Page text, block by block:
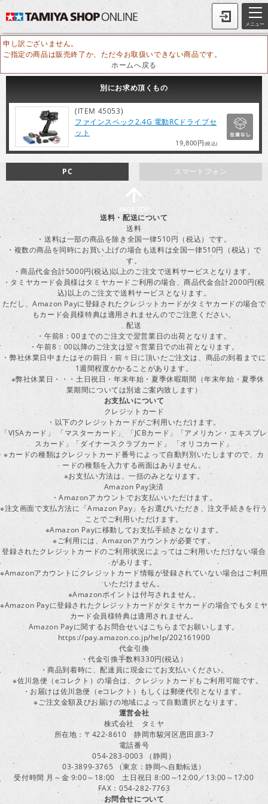
メニュー
申し訳ございません。
ご指定の商品は販売終了か、ただ今お取扱いできない商品です。
ホームへ戻る
別にお求め頂くもの
(ITEM 45053)
ファインスペック2.4G 電動RCドライブセ
ット
19,800円(税込)
スマートフォン
PC
送料・配送について
送料
・送料は一部の商品を除き全国一律510円（税込）です。
・複数の商品を同時にお買い上げの場合も送料は全国一律510円（税込）で
す。
・商品代金合計5000円(税込)以上のご注文で送料サービスとなります。
・タミヤカード会員様はタミヤカードご利用の場合、商品代金合計2000円(税
込)以上のご注文で送料サービスとなります。
ただし、Amazon Payに登録されたクレジットカードがタミヤカードの場合で
もカード会員様特典は適用されませんのでご注意ください。
配送
・午前8：00までのご注文で翌営業日の出荷となります。
・午前8：00以降のご注文は翌々営業日での出荷となります。
・弊社休業日中またはその前日・前々日に頂いたご注文は、商品の到着までに
1週間程度かかることがあります。
※弊社休業日・・・土日祝日・年末年始・夏季休暇期間（年末年始・夏季休
業期間については別途ご案内致します）
お支払いについて
クレジットカード
・以下のクレジットカードがご利用いただけます。
「VISAカード」 「マスターカード」 「JCBカード」「アメリカン・エキスプレ
スカード」「ダイナースクラブカード」 「オリコカード」
※カードの種類はクレジットカード番号によって自動判別いたしますので、カ
ードの種類を入力する画面はありません。
※お支払い方法は、一括のみとなります。
Amazon Pay決済
・Amazonアカウントでお支払いいただけます。
※注文画面で支払方法に「Amazon Pay」をお選びいただき、注文手続きを行う
ことでご利用いただけます。
※Amazon Payに移動してお支払手続きとなります。
※ご利用には、Amazonアカウントが必要です。
登録されたクレジットカードのご利用状況によってはご利用いただけない場合
があります。
※Amazonアカウントにクレジットカード情報が登録されていない場合はご利用
いただけません。
※Amazonポイントは付与されません。
※Amazon Payに登録されたクレジットカードがタミヤカードの場合でもタミヤ
カード会員様特典は適用されません。
Amazon Payに関するお問合せいはこちらまでお願いします。
https://pay.amazon.co.jp/help/202161900
代金引換
・代金引換手数料330円(税込）
・商品到着時に、配達員に現金にてお支払いください。
※佐川急便（eコレクト）の場合は、クレジットカードもご利用可能です。
・お届けは佐川急便（eコレクト）もしくは郵便代引となります。
※ご注文金額及びお届けの地域によって自動選択となります。
運営会社
株式会社 タミヤ
所在地：〒422-8610 静岡市駿河区恩田原3-7
電話番号
054-283-0003 （静岡）
03-3899-3765 （東京：静岡へ自動転送）
受付時間 月～金 9:00～18:00 土日祝日 8:00～12:00／13:00～17:00
FAX：054-282-7763
お問合せについて